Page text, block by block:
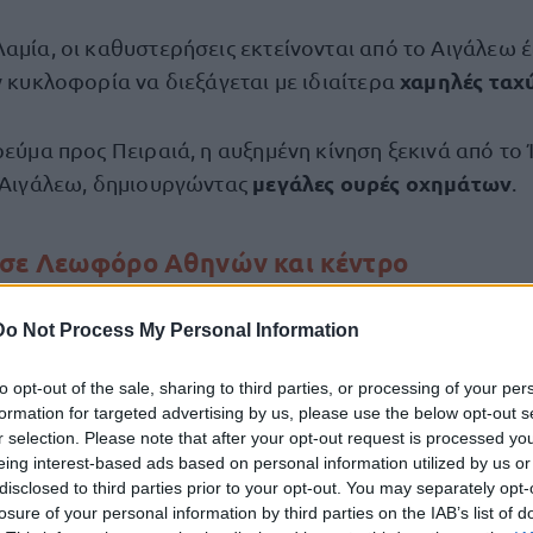
Not Process My Personal Information
opt-out of the sale, sharing to third parties, or processing of your
for targeted advertising by us, please use the below opt-out
selection. Please note that after your opt-out request is processed
interest-based ads based on personal information utilized by us
to third parties prior to your opt-out. You may separately
of your personal information by third parties on the IAB’s list of
οι καθυστερήσεις εκτείνονται από το Αιγάλεω
να διεξάγεται με ιδιαίτερα χαμηλές
προς Πειραιά, η αυξημένη κίνηση ξεκινά από το
δημιουργώντας μεγάλες ουρές οχημάτων
Λεωφόρο Αθηνών και κέντρο
η εικόνα και στη Λεωφόρο Αθηνών
, στο ύψος του
κίνηση παρατηρείται και στο κέντρο της Αθήνας,
στα σημεία όπου καταγράφονται